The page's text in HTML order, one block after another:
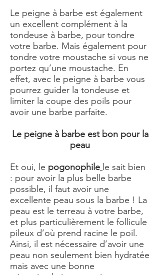
Le peigne à barbe est également
un excellent complément à la
tondeuse à barbe, pour tondre
votre barbe. Mais également pour
tondre votre moustache si vous ne
portez qu’une moustache. En
effet, avec le peigne à barbe vous
pourrez guider la tondeuse et
limiter la coupe des poils pour
avoir une barbe parfaite.
Le peigne à barbe est bon pour la
peau
Et oui, le pogonophile le sait bien
: pour avoir la plus belle barbe
possible, il faut avoir une
excellente peau sous la barbe ! La
peau est le terreau à votre barbe,
et plus particulièrement le follicule
pileux d’où prend racine le poil.
Ainsi, il est nécessaire d’avoir une
peau non seulement bien hydratée
mais avec une bonne